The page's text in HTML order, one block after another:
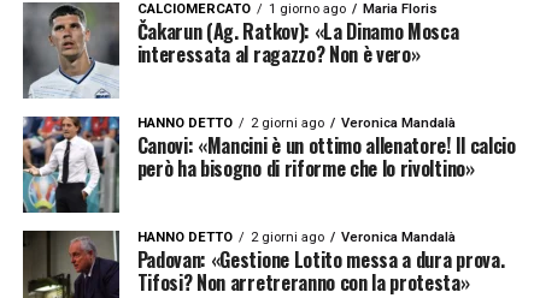
CALCIOMERCATO 1 giorno ago Maria Floris
Čakarun (Ag. Ratkov): «La Dinamo Mosca
interessata al ragazzo? Non è vero»
HANNO DETTO 2 giorni ago Veronica Mandalà
Canovi: «Mancini è un ottimo allenatore! Il calcio
però ha bisogno di riforme che lo rivoltino»
HANNO DETTO 2 giorni ago Veronica Mandalà
Padovan: «Gestione Lotito messa a dura prova.
Tifosi? Non arretreranno con la protesta»